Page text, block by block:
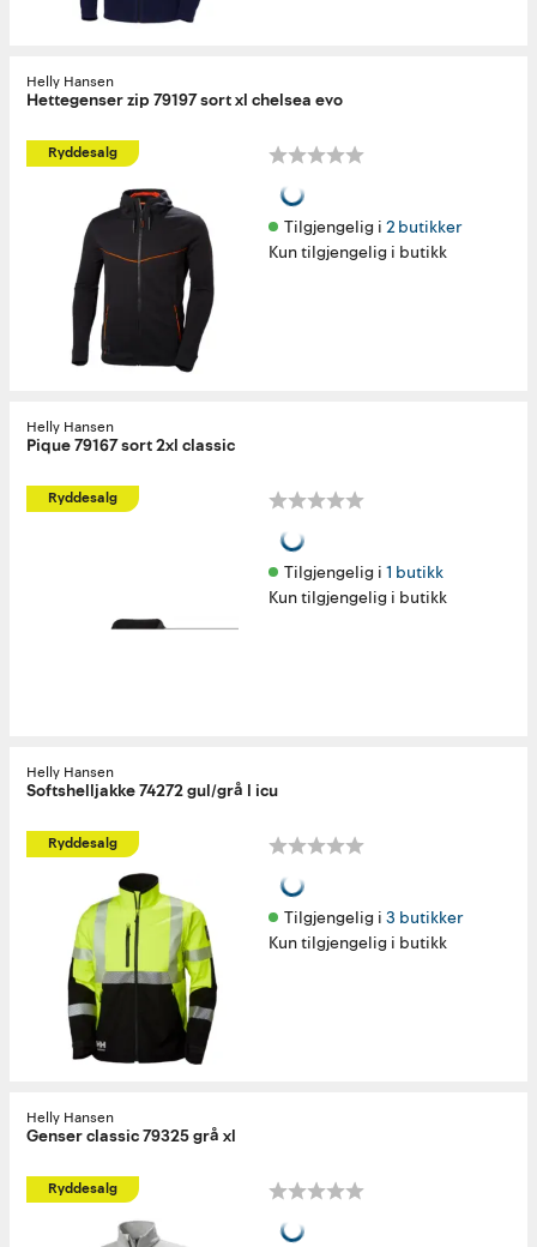
Helly Hansen
Hettegenser zip 79197 sort xl chelsea evo
Ryddesalg
Tilgjengelig i 2 butikker
Kun tilgjengelig i butikk
Helly Hansen
Pique 79167 sort 2xl classic
Ryddesalg
Tilgjengelig i 1 butikk
Kun tilgjengelig i butikk
Helly Hansen
Softshelljakke 74272 gul/grå l icu
Ryddesalg
Tilgjengelig i 3 butikker
Kun tilgjengelig i butikk
Helly Hansen
Genser classic 79325 grå xl
Ryddesalg